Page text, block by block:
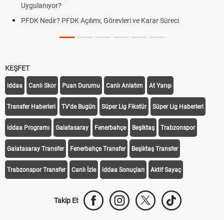
Uygulanıyor?
PFDK Nedir? PFDK Açılımı, Görevleri ve Karar Süreci
KEŞFET
iddaa Canlı Skor Puan Durumu Canlı Anlatım At Yarışı
Transfer Haberleri TV'de Bugün Süper Lig Fikstür Süper Lig Haberleri
iddaa Programı Galatasaray Fenerbahçe Beşiktaş Trabzonspor
Galatasaray Transfer Fenerbahçe Transfer Beşiktaş Transfer
Trabzonspor Transfer Canlı İzle iddaa Sonuçları Aktif Sayaç
Takip Et